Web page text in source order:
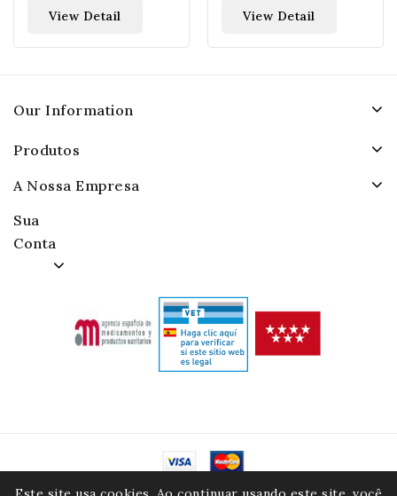
View Detail View Detail
Our Information
Produtos
A Nossa Empresa
Sua
Conta
© 2026 - Alamacenes Piensos Raposo. S.A.